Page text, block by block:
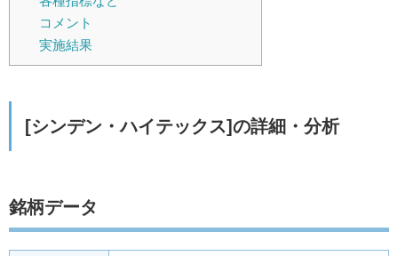
コメント
実施結果
[シンデン・ハイテックス]の詳細・分析
銘柄データ